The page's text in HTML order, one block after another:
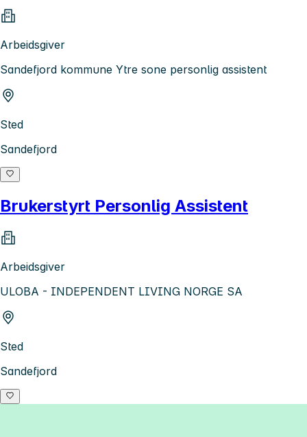
Arbeidsgiver
Sandefjord kommune Ytre sone personlig assistent
Sted
Sandefjord
Brukerstyrt Personlig Assistent
Arbeidsgiver
ULOBA - INDEPENDENT LIVING NORGE SA
Sted
Sandefjord